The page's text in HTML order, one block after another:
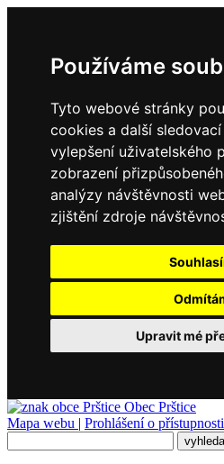
Používáme
Tyto webové stránky
cookies a další
vylepšení uživatelského
zobrazení
analýzy návštěvnosti
zjištění zdroje
Upravit mé
Obec Prštice
Mapa webu | Prohlášení o přístupnosti